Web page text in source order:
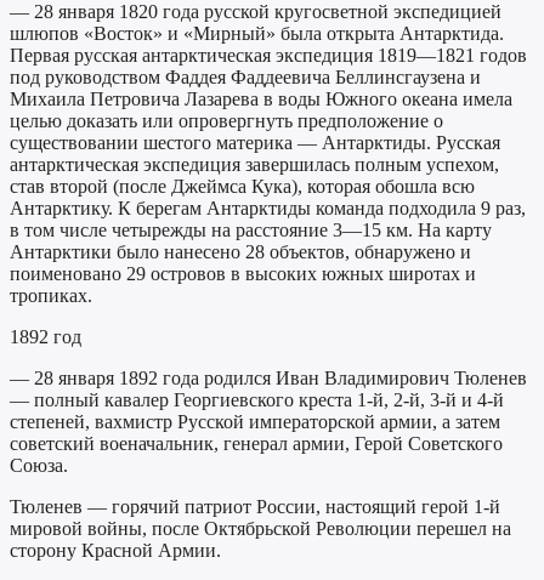
— 28 января 1820 года русской кругосветной экспедицией
шлюпов «Восток» и «Мирный» была открыта Антарктида.
Первая русская антарктическая экспедиция 1819—1821 годов
под руководством Фаддея Фаддеевича Беллинсгаузена и
Михаила Петровича Лазарева в воды Южного океана имела
целью доказать или опровергнуть предположение о
существовании шестого материка — Антарктиды. Русская
антарктическая экспедиция завершилась полным успехом,
став второй (после Джеймса Кука), которая обошла всю
Антарктику. К берегам Антарктиды команда подходила 9 раз,
в том числе четырежды на расстояние 3—15 км. На карту
Антарктики было нанесено 28 объектов, обнаружено и
поименовано 29 островов в высоких южных широтах и
тропиках.
1892 год
— 28 января 1892 года родился Иван Владимирович Тюленев
— полный кавалер Георгиевского креста 1-й, 2-й, 3-й и 4-й
степеней, вахмистр Русской императорской армии, а затем
советский военачальник, генерал армии, Герой Советского
Союза.
Тюленев — горячий патриот России, настоящий герой 1-й
мировой войны, после Октябрьской Революции перешел на
сторону Красной Армии.